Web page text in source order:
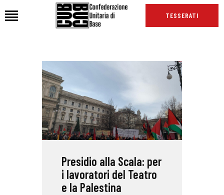
TESSERATI
HOME
CHI SIAMO
SEDI
NEWS
PODCAST CUB
INTERNAZIONALE
RASSEGNA STAMPA
Presidio alla Scala: per
i lavoratori del Teatro
e la Palestina